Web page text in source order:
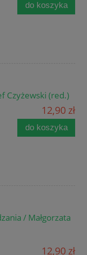
do koszyka
Czyżewski (red.)
12,90 zł
do koszyka
/ Małgorzata
12,90 zł